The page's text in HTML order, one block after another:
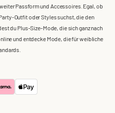
Passform und Accessoires. Egal, ob
Outfit oder Styles suchst, die den
du Plus-Size-Mode, die sich ganz nach
und entdecke Mode, die für weibliche